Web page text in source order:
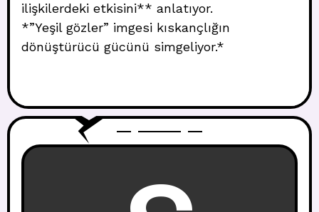
ilişkilerdeki etkisini** anlatıyor.
*”Yeşil gözler” imgesi kıskançlığın
dönüştürücü gücünü simgeliyor.*